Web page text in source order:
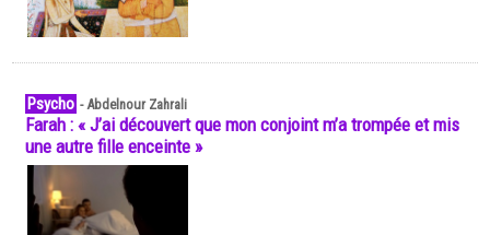
Psycho -Abdelnour Zahrali
Farah : « J’ai découvert que mon conjoint m’a trompée et mis
une autre fille enceinte »